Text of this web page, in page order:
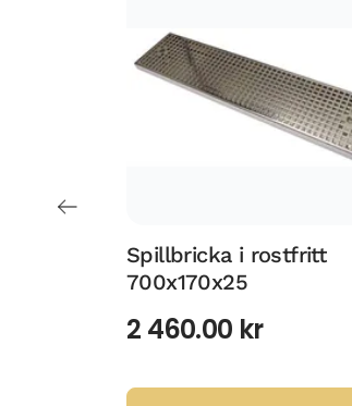
Spillbricka i rostfritt
700x170x25
2 460.00 kr